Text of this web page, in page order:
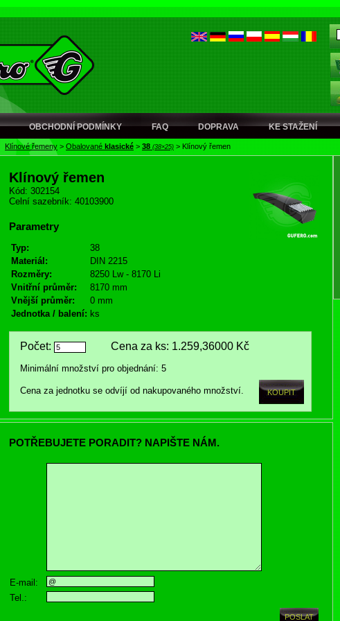
OBCHODNÍ PODMÍNKY FAQ DOPRAVA KE STAŽENÍ
Klínové řemeny > Obalované klasické > 38 (38×25) > Klínový řemen
Klínový řemen
Kód: 302154
Celní sazebník: 40103900
Parametry
Typ:
38
Materiál:
DIN 2215
Rozměry:
8250 Lw - 8170 Li
Vnitřní průměr:
8170 mm
Vnější průměr:
0 mm
Jednotka / balení: ks
Počet: Cena za ks: 1.259,36000 Kč
Minimální množství pro objednání: 5
Cena za jednotku se odvíjí od nakupovaného množství.
POTŘEBUJETE PORADIT? NAPIŠTE NÁM.
E-mail:
Tel.: